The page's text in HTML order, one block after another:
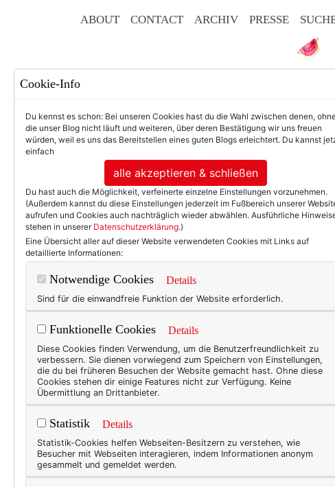
ABOUT CONTACT ARCHIV PRESSE
BEAUTY
TEXTERELLA LIEBT!
Ein Kurzurlaub
machen!
Was für eine schöne, wenn
habe das Blog bewusst mal
Strandspaziergänge, gutes
Als kleine „Entschädigung“ für
es heute einige meiner „Happy
Lieblingsorte, die ich immer
Cookie-Info
Du kennst es schon: Bei unseren Cookies hast du die Wahl zwischen denen,
die unser Blog nicht läuft und weiteren, über deren Bestätigung wir uns freuen
würden, weil es uns das Bereitstellen eines guten Blogs erleichtert. Du kannst
einfach
alle akzeptieren & schließen
Du hast auch die Möglichkeit, verfeinerte einzelne Einstellungen vorzunehmen.
(Außerdem kannst du diese Einstellungen jederzeit im Fußbereich unserer
aufrufen und Cookies auch nachträglich wieder abwählen. Ausführliche
stehen in unserer Datenschutzerklärung.)
Eine Übersicht aller auf dieser Website verwendeten Cookies mit Links auf
detaillierte Informationen:
Notwendige Cookies Details
Sind für die einwandfreie Funktion der Website erforderlich.
Funktionelle Cookies Details
Diese Cookies finden Verwendung, um die Benutzerfreundlichkeit zu
verbessern. Sie dienen vorwiegend zum Speichern von Einstellungen,
die du bei früheren Besuchen der Website gemacht hast. Ohne diese
Cookies stehen dir einige Features nicht zur Verfügung. Keine
Übermittlung an Drittanbieter.
Statistik Details
Statistik-Cookies helfen Webseiten-Besitzern zu verstehen, wie
Besucher mit Webseiten interagieren, indem Informationen anonym
gesammelt und gemeldet werden.